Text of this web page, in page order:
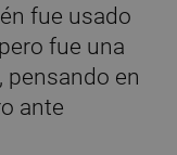
fue usado
fue una
en
ante